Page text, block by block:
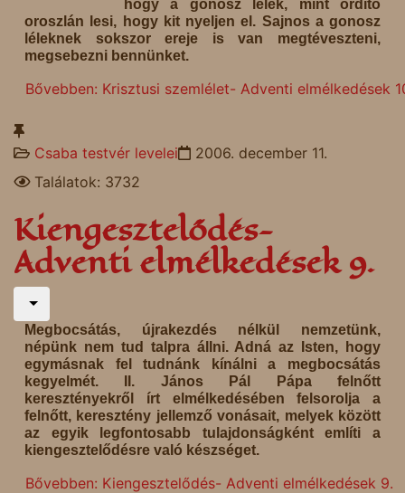
hogy a gonosz lélek, mint ordító
oroszlán lesi, hogy kit nyeljen el. Sajnos a gonosz
léleknek sokszor ereje is van megtéveszteni,
megsebezni bennünket.
Bővebben: Krisztusi szemlélet- Adventi elmélkedések
Csaba testvér levelei
2006. december 11.
Találatok: 3732
Kiengesztelődés-
Adventi elmélkedések 9.
Megbocsátás, újrakezdés nélkül nemzetünk,
népünk nem tud talpra állni. Adná az Isten, hogy
egymásnak fel tudnánk kínálni a megbocsátás
kegyelmét. II. János Pál Pápa felnőtt
keresztényekről írt elmélkedésében felsorolja a
felnőtt, keresztény jellemző vonásait, melyek között
az egyik legfontosabb tulajdonságként említi a
kiengesztelődésre való készséget.
Bővebben: Kiengesztelődés- Adventi elmélkedések 9.